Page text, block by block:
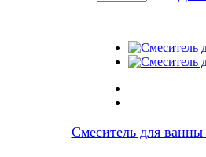
Cмеситель для